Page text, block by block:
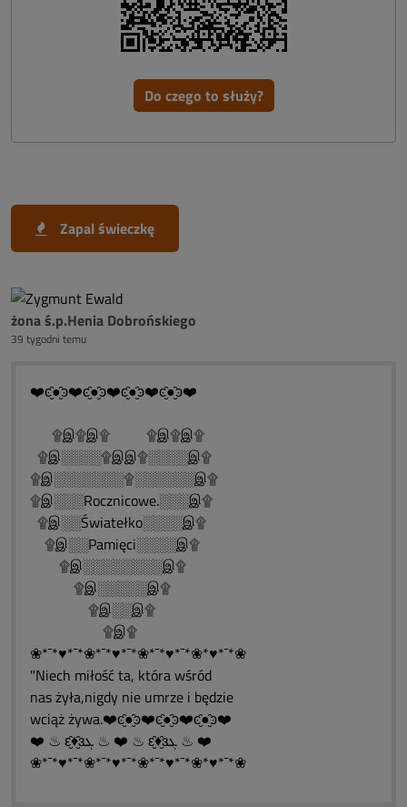
Do czego to służy?
Zapal świeczkę
żona ś.p.Henia Dobrońskiego
39 tygodni temu
❤️ͼ̮̑●̮̑ͽ❤️ͼ̮̑●̮̑ͽ❤️ͼ̮̑●̮̑ͽ❤️ͼ̮̑●̮̑ͽ❤️
۩இ۩இ۩ ۩இ۩இ۩
۩இ░░░░۩இஇ۩░░░░இ۩
۩இ░░░░░░░۩░░░░░░இ۩
۩இ░░░Rocznicowe.░░░இ۩
۩இ░░Światełko░░░░இ۩
۩இ░░Pamięci░░░░இ۩
۩இ░░░░░░░░இ۩
۩இ░░░░░இ۩
۩இ░░இ۩
۩இ۩
❀*¯*♥*¯*❀*¯*♥*¯*❀*¯*♥*¯*❀*♥*¯*❀
"Niech miłość ta, która wśród
nas żyła,nigdy nie umrze i będzie
wciąż żywa.❤️ͼ̮̑●̮̑ͽ❤️ͼ̮̑●̮̑ͽ❤️ͼ̮̑●̮̑ͽ❤️
❤️ ♨ ԑ̮̑♦̮̑ɜܓ ♨ ❤️ ♨ ԑ̮̑♦̮̑ɜܓ ♨ ❤️
❀*¯*♥*¯*❀*¯*♥*¯*❀*¯*♥*¯*❀*♥*¯*❀